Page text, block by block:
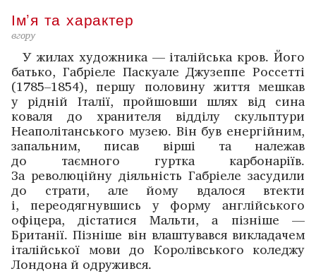
Ім’я та характер
вгору
У жилах художника — італійська кров. Його
батько, Габріеле Паскуале Джузеппе Россетті
(1785–1854), ­першу половину життя мешкав
у рідній Італії, пройшовши шлях від сина
коваля до хранителя відділу скульптури
Неаполітанського музею. Він був енергійним,
запальним, ­писав вірші та належав
до таємного гуртка карбонаріїв.
За революційну діяльність Габріеле засудили
до страти, але йому вдалося втекти
і, переодягнувшись у форму англійського
офіцера, дістатися Мальти, а пізніше —
Британії. Пізніше він влаштувався викладачем
італійської мови до Королівського коледжу
Лондона й одружився.